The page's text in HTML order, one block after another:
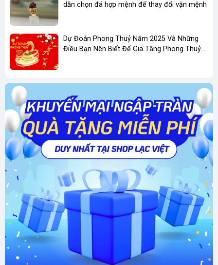
dẫn chọn đá hợp mệnh để thay đổi vận mệnh
Dự Đoán Phong Thuỷ Năm 2025 Và Những
Điều Bạn Nên Biết Để Gia Tăng Phong Thuỷ